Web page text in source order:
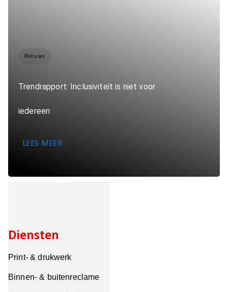
Nieuws
Trendrapport: Inclusiviteit is niet voor
iedereen
LEES MEER
Diensten
Print- & drukwerk
Binnen- & buitenreclame